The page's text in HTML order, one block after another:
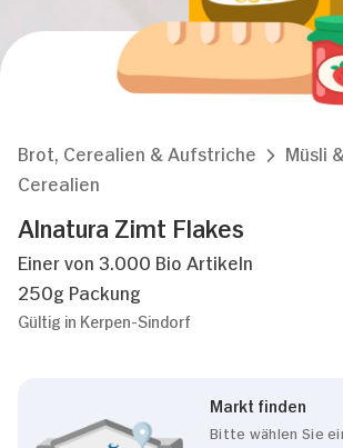
Brot, Cerealien & Aufstriche
Müsli
Cerealien
Alnatura Zimt Flakes
Einer von 3.000 Bio Artikeln
250g Packung
Gültig in Kerpen-Sindorf
Markt finden
Bitte wählen Sie